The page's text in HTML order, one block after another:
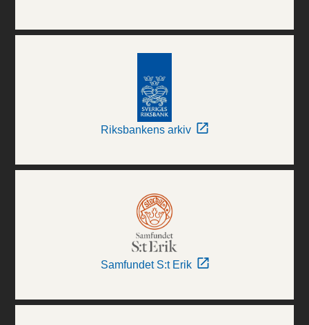
Riksbankens arkiv
Samfundet S:t Erik